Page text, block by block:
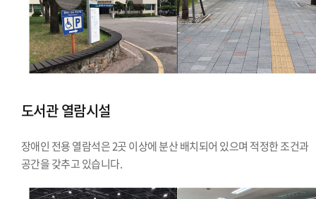
도서관 열람시설
장애인 전용 열람석은 2곳 이상에 분산 배치되어 있으며 적정한 조건과
공간을 갖추고 있습니다.